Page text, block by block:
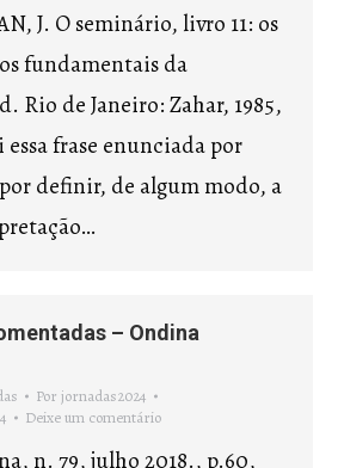
J. O seminário, livro 11: os
fundamentais da
Rio de Janeiro: Zahar, 1985,
frase enunciada por
definir, de algum modo, a
– Ondina
Por jornadas2024
Deixe um comentário
n. 79, julho 2018., p.60,